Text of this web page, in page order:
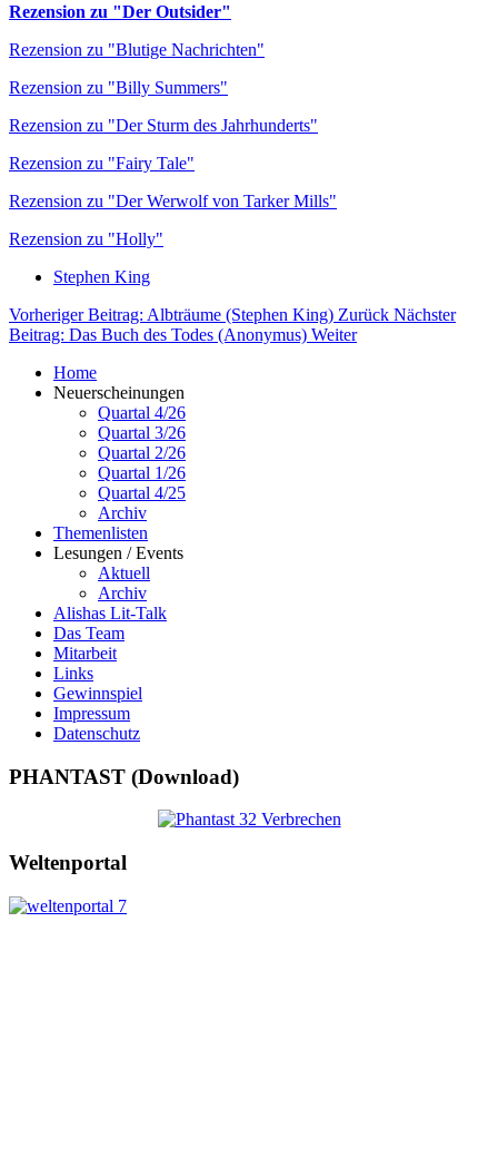
Rezension zu "Der Outsider"
Rezension zu "Blutige Nachrichten"
Rezension zu "Billy Summers"
Rezension zu "Der Sturm des Jahrhunderts"
Rezension zu "Fairy Tale"
Rezension zu "Der Werwolf von Tarker Mills"
Rezension zu "Holly"
Stephen King
Vorheriger Beitrag: Albträume (Stephen King) Zurück Nächster
Beitrag: Das Buch des Todes (Anonymus) Weiter
Home
Neuerscheinungen
Quartal 4/26
Quartal 3/26
Quartal 2/26
Quartal 1/26
Quartal 4/25
Archiv
Themenlisten
Lesungen / Events
Aktuell
Archiv
Alishas Lit-Talk
Das Team
Mitarbeit
Links
Gewinnspiel
Impressum
Datenschutz
PHANTAST (Download)
Weltenportal